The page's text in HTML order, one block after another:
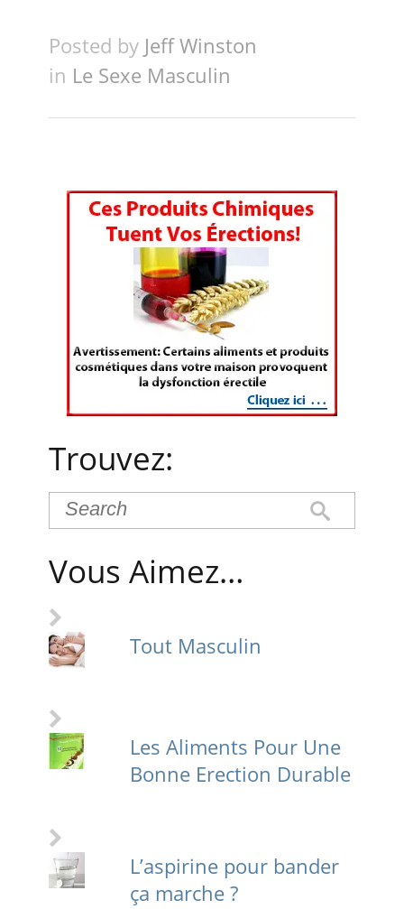
Posted by Jeff Winston
in Le Sexe Masculin
Trouvez:
Vous Aimez…
Tout Masculin
Les Aliments Pour Une
Bonne Erection Durable
L’aspirine pour bander
ça marche ?